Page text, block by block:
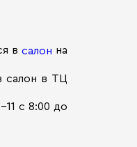
в салон на
салон в ТЦ
с 8:00 до